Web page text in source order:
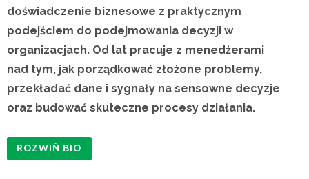
doświadczenie biznesowe z praktycznym
podejściem do podejmowania decyzji w
organizacjach. Od lat pracuje z menedżerami
nad tym, jak porządkować złożone problemy,
przekładać dane i sygnały na sensowne decyzje
oraz budować skuteczne procesy działania.
Content is collapsed. Activate the Rozwiń Bio button to
Doświadczenie zdobywała zarówno w międzynarodowej
firmie, jak i w pracy trenerskiej: ma za sobą ponad 5000
ROZWIŃ BIO